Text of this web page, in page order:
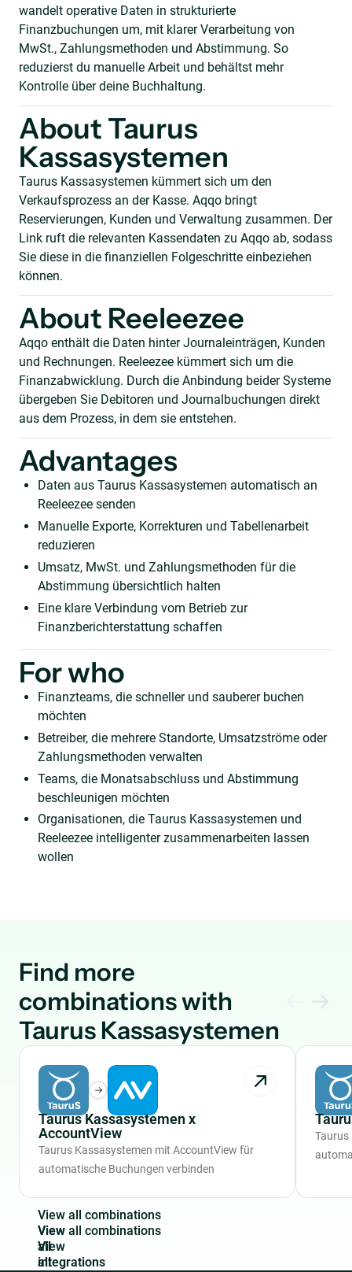
wandelt operative Daten in strukturierte
Finanzbuchungen um, mit klarer Verarbeitung von
MwSt., Zahlungsmethoden und Abstimmung. So
reduzierst du manuelle Arbeit und behältst mehr
Kontrolle über deine Buchhaltung.
About Taurus
Kassasystemen
Taurus Kassasystemen kümmert sich um den
Verkaufsprozess an der Kasse. Aqqo bringt
Reservierungen, Kunden und Verwaltung zusammen. Der
Link ruft die relevanten Kassendaten zu Aqqo ab, sodass
Sie diese in die finanziellen Folgeschritte einbeziehen
können.
About Reeleezee
Aqqo enthält die Daten hinter Journaleinträgen, Kunden
und Rechnungen. Reeleezee kümmert sich um die
Finanzabwicklung. Durch die Anbindung beider Systeme
übergeben Sie Debitoren und Journalbuchungen direkt
aus dem Prozess, in dem sie entstehen.
Advantages
Daten aus Taurus Kassasystemen automatisch an
Reeleezee senden
Manuelle Exporte, Korrekturen und Tabellenarbeit
reduzieren
Umsatz, MwSt. und Zahlungsmethoden für die
Abstimmung übersichtlich halten
Eine klare Verbindung vom Betrieb zur
Finanzberichterstattung schaffen
For who
Finanzteams, die schneller und sauberer buchen
möchten
Betreiber, die mehrere Standorte, Umsatzströme oder
Zahlungsmethoden verwalten
Teams, die Monatsabschluss und Abstimmung
beschleunigen möchten
Organisationen, die Taurus Kassasystemen und
Reeleezee intelligenter zusammenarbeiten lassen
wollen
Find more
combinations with
Taurus Kassasystemen
Taurus Kassasystemen x
AccountView
Taurus Kassasystemen mit AccountView für
automatische Buchungen verbinden
Taurus
View a combinations
View
all
integrations